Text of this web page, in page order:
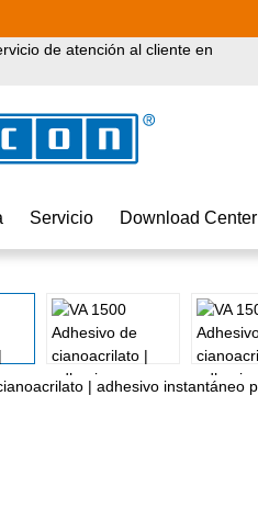
de atención al cliente en
Servicio Download Center